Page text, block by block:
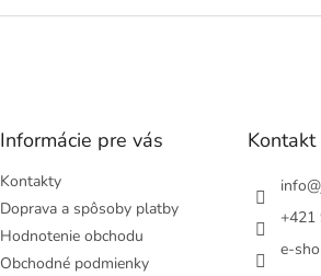
Informácie pre vás
Kontakty
Doprava a spôsoby platby
Hodnotenie obchodu
Obchodné podmienky
Kontakt
info@
+421
e-